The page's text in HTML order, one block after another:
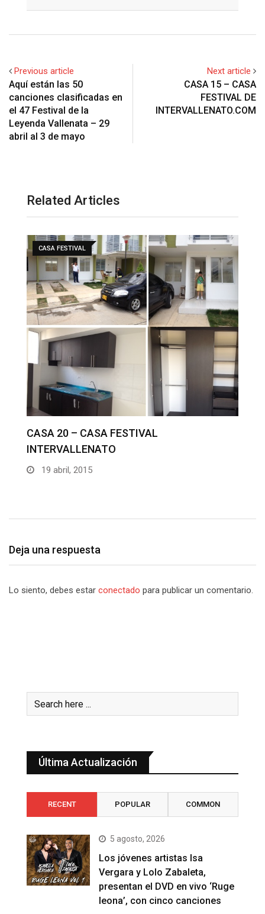
Previous article
Aquí están las 50
canciones clasificadas en
el 47 Festival de la
Leyenda Vallenata – 29
abril al 3 de mayo
Next article
CASA 15 – CASA
FESTIVAL DE
INTERVALLENATO.COM
Related Articles
CASA FESTIVAL
CASA 19 – CASAS FESTIVAL
INTERVALLENATO
Deja una respuesta
Lo siento, debes estar conectado para publicar un comentario.
Última Actualización
RECENT POPULAR COMMON
5 agosto, 2026
Los jóvenes artistas Isa
Vergara y Lolo Zabaleta,
presentan el DVD en vivo ‘Ruge
leona’, con cinco canciones